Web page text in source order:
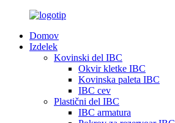
Domov
Izdelek
Kovinski del IBC
Okvir kletke IBC
Kovinska paleta IBC
IBC cev
Plastični del IBC
IBC armatura